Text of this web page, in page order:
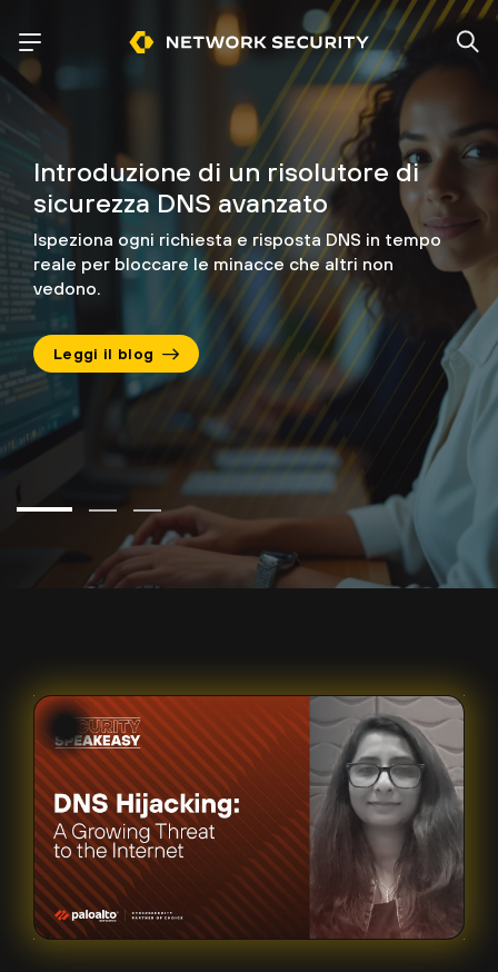
Introduzione di un risolutore di
sicurezza DNS avanzato
Ispeziona ogni richiesta e risposta DNS in tempo
reale per bloccare le minacce che altri non
vedono.
Leggi il blog